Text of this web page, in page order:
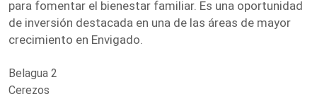
para fomentar el bienestar familiar. Es una oportunidad
de inversión destacada en una de las áreas de mayor
crecimiento en Envigado.
Belagua 2
Cerezos